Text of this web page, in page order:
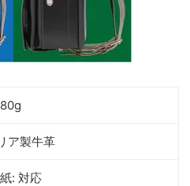
ア製牛革
: 対応